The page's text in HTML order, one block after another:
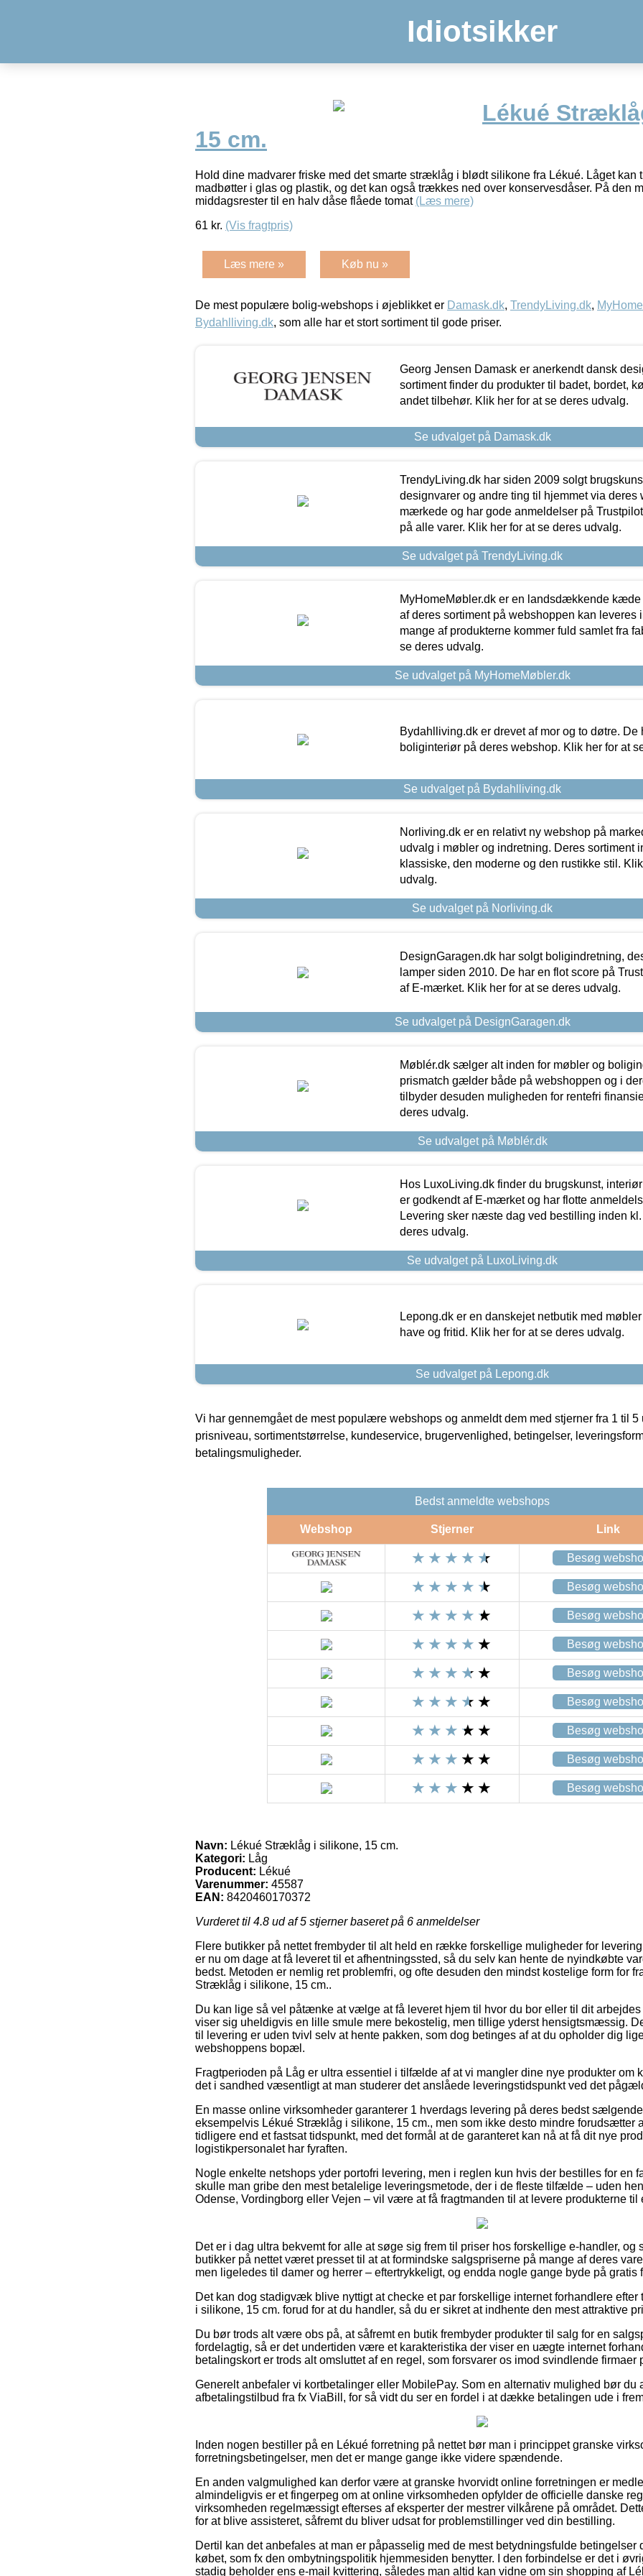
Idiotsikker
Lékué
15 cm.
Hold dine madvarer friske med det smarte stræklåg i blødt silikone fra Lékué. Låget
madbøtter i glas og plastik, og det kan også trækkes ned over konservesdåser. På den
middagsrester til en halv dåse flåede tomat (Læs mere)
61 kr. (Vis fragtpris)
Læs mere » Køb nu »
De mest populære bolig-webshops i øjeblikket er Damask.dk, TrendyLiving.dk,
Bydahlliving.dk, som alle har et stort sortiment til gode priser.
Georg Jensen Damask er anerkendt dansk
sortiment finder du produkter til badet, bordet,
andet tilbehør. Klik her for at se deres udvalg.
Se udvalget på Damask.dk
TrendyLiving.dk har siden 2009 solgt
designvarer og andre ting til hjemmet via deres
mærkede og har gode anmeldelser på
på alle varer. Klik her for at se deres udvalg.
Se udvalget på TrendyLiving.dk
MyHomeMøbler.dk er en landsdækkende kæde
af deres sortiment på webshoppen kan leveres
mange af produkterne kommer fuld samlet fra
se deres udvalg.
Se udvalget på MyHomeMøbler.dk
Bydahlliving.dk er drevet af mor og to døtre. De
boliginteriør på deres webshop. Klik her for at
Se udvalget på Bydahlliving.dk
Norliving.dk er en relativt ny webshop på
udvalg i møbler og indretning. Deres sortiment
klassiske, den moderne og den rustikke stil.
udvalg.
Se udvalget på Norliving.dk
DesignGaragen.dk har solgt boligindretning,
lamper siden 2010. De har en flot score på
af E-mærket. Klik her for at se deres udvalg.
Se udvalget på DesignGaragen.dk
Møblér.dk sælger alt inden for møbler og
prismatch gælder både på webshoppen og i
tilbyder desuden muligheden for rentefri
deres udvalg.
Se udvalget på Møblér.dk
Hos LuxoLiving.dk finder du brugskunst,
er godkendt af E-mærket og har flotte
Levering sker næste dag ved bestilling inden
deres udvalg.
Se udvalget på LuxoLiving.dk
Lepong.dk er en danskejet netbutik med
have og fritid. Klik her for at se deres udvalg.
Se udvalget på Lepong.dk
Vi har gennemgået de mest populære webshops og anmeldt dem med stjerner fra 1 til 5
prisniveau, sortimentstørrelse, kundeservice, brugervenlighed, betingelser,
betalingsmuligheder.
Bedst anmeldte webshops
Webshop Stjerner Link
Besøg
Besøg
Besøg
Besøg
Besøg
Besøg
Besøg
Besøg
Besøg
Navn: Lékué Stræklåg i silikone, 15 cm.
Kategori: Låg
Producent: Lékué
Varenummer: 45587
EAN: 8420460170372
Vurderet til 4.8 ud af 5 stjerner baseret på 6 anmeldelser
Flere butikker på nettet frembyder til alt held en række forskellige muligheder for
er nu om dage at få leveret til et afhentningssted, så du selv kan hente de nyindkøbte
bedst. Metoden er nemlig ret problemfri, og ofte desuden den mindst kostelige form for
Stræklåg i silikone, 15 cm..
Du kan lige så vel påtænke at vælge at få leveret hjem til hvor du bor eller til dit
viser sig uheldigvis en lille smule mere bekostelig, men tillige yderst hensigtsmæssig.
til levering er uden tvivl selv at hente pakken, som dog betinges af at du opholder dig
webshoppens bopæl.
Fragtperioden på Låg er ultra essentiel i tilfælde af at vi mangler dine nye produkter om
det i sandhed væsentligt at man studerer det anslåede leveringstidspunkt ved det
En masse online virksomheder garanterer 1 hverdags levering på deres bedst
eksempelvis Lékué Stræklåg i silikone, 15 cm., men som ikke desto mindre forudsætter
tidligere end et fastsat tidspunkt, med det formål at de garanteret kan nå at få dit nye
logistikpersonalet har fyraften.
Nogle enkelte netshops yder portofri levering, men i reglen kun hvis der bestilles for en
skulle man gribe den mest betalelige leveringsmetode, der i de fleste tilfælde – uden
Odense, Vordingborg eller Vejen – vil være at få fragtmanden til at levere produkterne til
Det er i dag ultra bekvemt for alle at søge sig frem til priser hos forskellige e-handler, og
butikker på nettet været presset til at at formindske salgspriserne på mange af deres
men ligeledes til damer og herrer – eftertrykkeligt, og endda nogle gange byde på gratis
Det kan dog stadigvæk blive nyttigt at checke et par forskellige internet forhandlere
i silikone, 15 cm. forud for at du handler, så du er sikret at indhente den mest attraktive
Du bør trods alt være obs på, at såfremt en butik frembyder produkter til salg for en
fordelagtig, så er det undertiden være et karakteristika der viser en uægte internet
betalingskort er trods alt omsluttet af en regel, som forsvarer os imod svindlende firmaer
Generelt anbefaler vi kortbetalinger eller MobilePay. Som en alternativ mulighed bør du
afbetalingstilbud fra fx ViaBill, for så vidt du ser en fordel i at dække betalingen ude i
Inden nogen bestiller på en Lékué forretning på nettet bør man i princippet granske
forretningsbetingelser, men det er mange gange ikke videre spændende.
En anden valgmulighed kan derfor være at granske hvorvidt online forretningen er
almindeligvis er et fingerpeg om at online virksomheden opfylder de officielle danske
virksomheden regelmæssigt efterses af eksperter der mestrer vilkårene på området.
for at blive assisteret, såfremt du bliver udsat for problemstillinger ved din bestilling.
Dertil kan det anbefales at man er påpasselig med de mest betydningsfulde betingelser
købet, som fx den ombytningspolitik hjemmesiden benytter. I den forbindelse er det i
stadig beholder ens e-mail kvittering, således man altid kan vidne om sin shopping af